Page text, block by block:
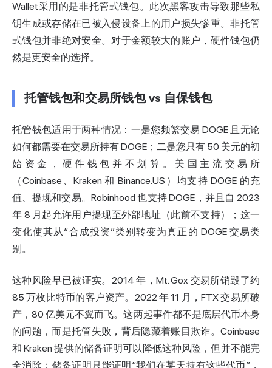
Wallet采用的是非托管式钱包。此次黑客攻击导致那些私
钥生成或存储在已被入侵设备上的用户损失惨重。非托管
式钱包并非绝对安全。对于金额较大的账户，硬件钱包仍
然是更安全的选择。
托管钱包和交易所钱包 vs 自保钱包
托管钱包适用于两种情况：一是您频繁交易 DOGE 且无论
如何都需要在交易所持有 DOGE；二是您只有 50 美元的初
始资金，硬件钱包并不划算。美国主流交易所
（Coinbase、Kraken 和 Binance.US）均支持 DOGE 的充
值、提现和交易。Robinhood 也支持 DOGE，并且自 2023
年 8 月起允许用户提现至外部地址（此前不支持）；这一
变化使其从“合成投资”类别转变为真正的 DOGE 交易类
别。
这种风险早已被证实。2014 年，Mt. Gox 交易所销毁了约
85 万枚比特币的客户资产。2022 年 11 月，FTX 交易所破
产，80 亿美元不翼而飞。这两起事件都不是底层代币本身
的问题，而是托管失败，背后隐藏着账目欺诈。Coinbase
和 Kraken 提供的储备证明可以降低这种风险，但并不能完
全消除；储备证明只能证明“我们在某天持有这些代币”，